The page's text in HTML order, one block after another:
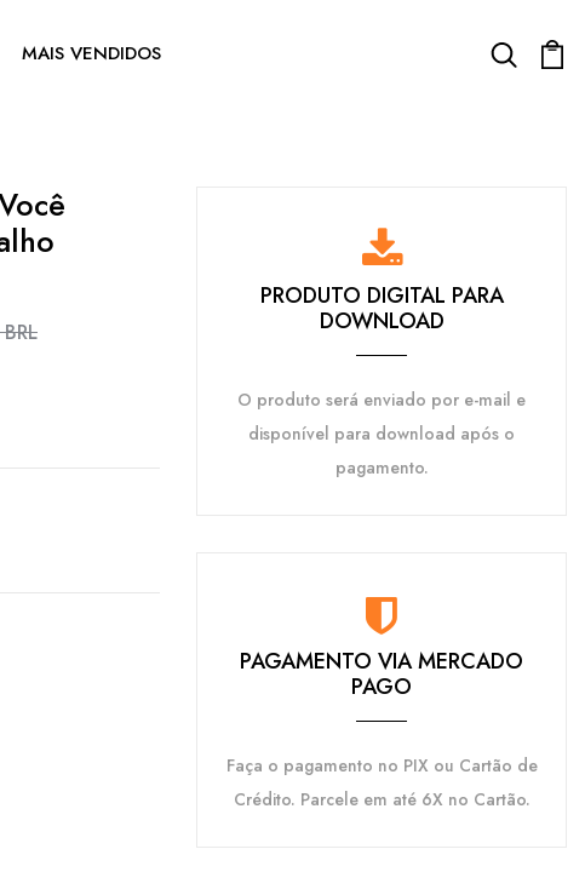
MAIS VENDIDOS
PRODUTO DIGITAL PARA
DOWNLOAD
O produto será enviado por e-mail e
disponível para download após o
pagamento.
PAGAMENTO VIA MERCADO
PAGO
Faça o pagamento no PIX ou Cartão de
Crédito. Parcele em até 6X no Cartão.